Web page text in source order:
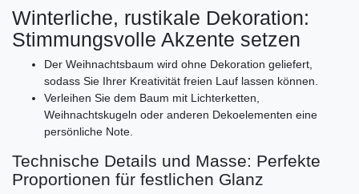
Winterliche, rustikale Dekoration:
Stimmungsvolle Akzente setzen
Der Weihnachtsbaum wird ohne Dekoration geliefert,
sodass Sie Ihrer Kreativität freien Lauf lassen können.
Verleihen Sie dem Baum mit Lichterketten,
Weihnachtskugeln oder anderen Dekoelementen eine
persönliche Note.
Technische Details und Masse: Perfekte
Proportionen für festlichen Glanz